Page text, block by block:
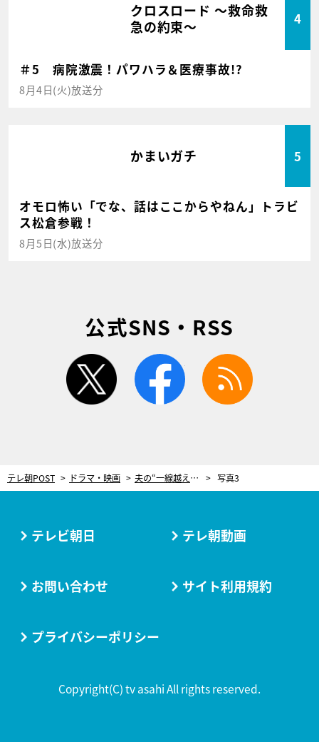
クロスロード ～救命救
急の約束～
4
＃5 病院激震！パワハラ＆医療事故!?
8月4日(火)放送分
かまいガチ 5
オモロ怖い「でな、話はここからやねん」トラビ
ス松倉参戦！
8月5日(水)放送分
公式SNS・RSS
twitter facebook
テレ朝POST ドラマ・映画 夫の“一線越え”目撃で正妻ブチギレ！戦慄の“死者メイク”でドロ沼復讐劇が最高潮へ＜奪い愛、真夏＞ 写真3
テレビ朝日 テレ朝動画
お問い合わせ サイト利用規約
プライバシーポリシー
Copyright(C) tv asahi All rights reserved.